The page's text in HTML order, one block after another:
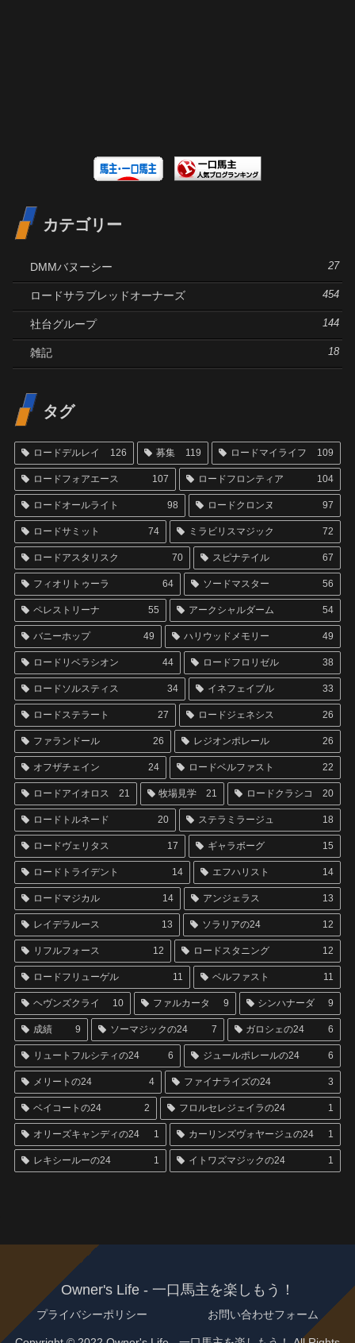
カテゴリー
DMMバヌーシー 27
ロードサラブレッドオーナーズ 454
社台グループ 144
雑記 18
タグ
ロードデルレイ 126 募集 119 ロードマイライフ 109
ロードフォアエース 107 ロードフロンティア 104
ロードオールライト 98 ロードクロンヌ 97
ロードサミット 74 ミラビリスマジック 72
ロードアスタリスク 70 スピナテイル 67
フィオリトゥーラ 64 ソードマスター 56
ペレストリーナ 55 アークシャルダーム 54
バニーホップ 49 ハリウッドメモリー 49
ロードリベラシオン 44 ロードフロリゼル 38
ロードソルスティス 34 イネフェイブル 33
ロードステラート 27 ロードジェネシス 26
ファランドール 26 レジオンポレール 26
オフザチェイン 24 ロードベルファスト 22
ロードアイオロス 21 牧場見学 21 ロードクラシコ 20
ロードトルネード 20 ステラミラージュ 18
ロードヴェリタス 17 ギャラボーグ 15
ロードトライデント 14 エフハリスト 14
ロードマジカル 14 アンジェラス 13
レイデラルース 13 ソラリアの24 12
リフルフォース 12 ロードスタニング 12
ロードフリューゲル 11 ベルファスト 11
ヘヴンズクライ 10 ファルカータ 9 シンハナーダ 9
成績 9 ソーマジックの24 7 ガロシェの24 6
リュートフルシティの24 6 ジュールポレールの24 6
メリートの24 4 ファイナライズの24 3
ベイコートの24 2 フロルセレジェイラの24 1
オリーズキャンディの24 1 カーリンズヴォヤージュの24 1
レキシールーの24 1 イトワズマジックの24 1
Owner's Life - 一口馬主を楽しもう！
プライバシーポリシー お問い合わせフォーム